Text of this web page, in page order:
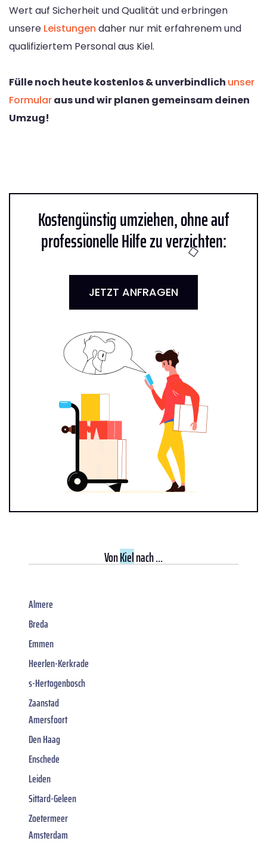
Wert auf Sicherheit und Qualität und erbringen
unsere Leistungen daher nur mit erfahrenem und
qualifiziertem Personal aus Kiel.
Fülle noch heute kostenlos & unverbindlich unser
Formularaus und wir planen gemeinsam deinen
Umzug!
Kostengünstig umziehen, ohne auf
professionelle Hilfe zu verzichten:
JETZT ANFRAGEN
VonKielnach ...
Almere
Breda
Emmen
Heerlen-Kerkrade
s-Hertogenbosch
Zaanstad
Amersfoort
Den Haag
Enschede
Leiden
Sittard-Geleen
Zoetermeer
Amsterdam